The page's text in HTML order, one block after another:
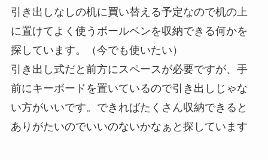
引き出しなしの机に買い替える予定なので机の上
に置けてよく使うボールペンを収納できる何かを
探しています。（今でも使いたい）
引き出し式だと前方にスペースが必要ですが、手
前にキーボードを置いているので引き出しじゃな
い方がいいです。できればたくさん収納できると
ありがたいのでいいのないかなぁと探しています